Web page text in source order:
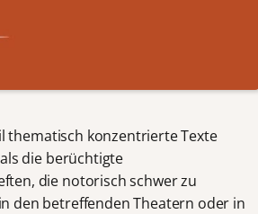
thematisch konzentrierte Texte
die berüchtigte
die notorisch schwer zu
den betreffenden Theatern oder in